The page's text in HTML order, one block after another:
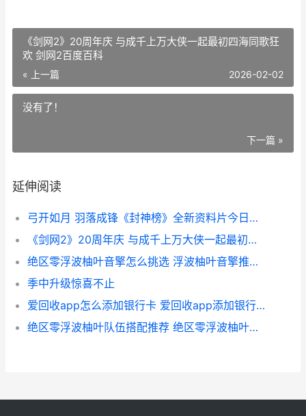
《剑网2》20周年庆 与成千上万大侠一起最初四海同歌狂
欢 剑网2百度百科
« 上一篇 2026-02-02
没有了！
下一篇 »
延伸阅读
弓开如月 羽落成锋《封神榜》全新资料片今日震撼上线 弓开如秋月行天,箭去似流星落地
《剑网2》20周年庆 与成千上万大侠一起最初四海同歌狂欢 剑网2百度百科
绝区零浮波柚叶音擎怎么挑选 浮波柚叶音擎推荐 绝区零浮波柚叶ep歌词
季中升级惊喜不止
爱回收app怎么添加银行卡 爱回收app添加银行卡方法 爱回收怎么收钱
绝区零浮波柚叶队伍搭配推荐 绝区零浮波柚叶属性